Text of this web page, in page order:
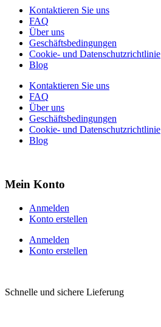
Kontaktieren Sie uns
FAQ
Über uns
Geschäftsbedingungen
Cookie- und Datenschutzrichtlinie
Blog
Kontaktieren Sie uns
FAQ
Über uns
Geschäftsbedingungen
Cookie- und Datenschutzrichtlinie
Blog
Mein Konto
Anmelden
Konto erstellen
Anmelden
Konto erstellen
Schnelle und sichere Lieferung